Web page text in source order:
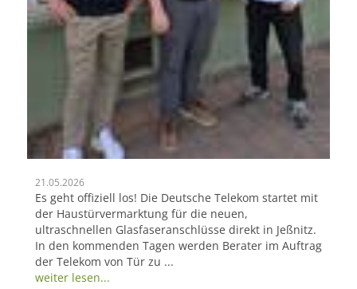
21.05.2026
Es geht offiziell los! Die Deutsche Telekom startet mit
der Haustürvermarktung für die neuen,
ultraschnellen Glasfaseranschlüsse direkt in Jeßnitz.
In den kommenden Tagen werden Berater im Auftrag
der Telekom von Tür zu ...
weiter lesen...